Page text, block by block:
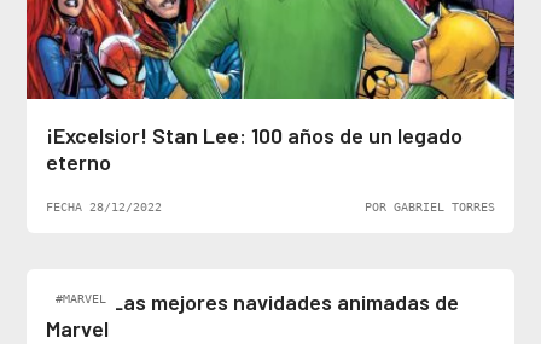
¡Excelsior! Stan Lee: 100 años de un legado
eterno
FECHA 28/12/2022 POR GABRIEL TORRES
#MARVEL
Top 5: Las mejores navidades animadas de
Marvel